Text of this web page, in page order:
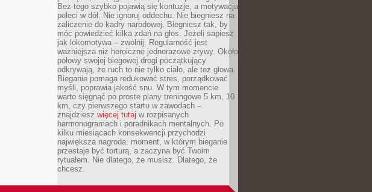
Bez tego szybko pojawią się kontuzje, a motywacja
poleci w dół. Nie ignoruj oddechu. Nie biegniesz na
zaliczenie do kadry narodowej. Biegniesz tak, by
móc powiedzieć kilka zdań na głos. Jeżeli sapiesz
jak lokomotywa – zwolnij. Regularność jest
ważniejsza niż heroiczne jednorazowe zrywy. Około
połowy swojej biegowej drogi początkujący
odkrywają, że ruch to nie tylko ciało, ale też głowa.
Bieganie pomaga redukować stres, porządkować
myśli, poprawia jakość snu. W tym momencie
warto sięgnąć po proste plany treningowe 5 km, 10
km, czy pierwszego startu w zawodach –
znajdziesz więcej tutaj w rozpisanych
harmonogramach i poradnikach mentalnych. Po
kilku miesiącach konsekwencji przychodzi
największa nagroda: moment, w którym bieganie
przestaje być torturą, a zaczyna być Twoim
rytuałem. Nie dlatego, że musisz. Dlatego, że
chcesz.